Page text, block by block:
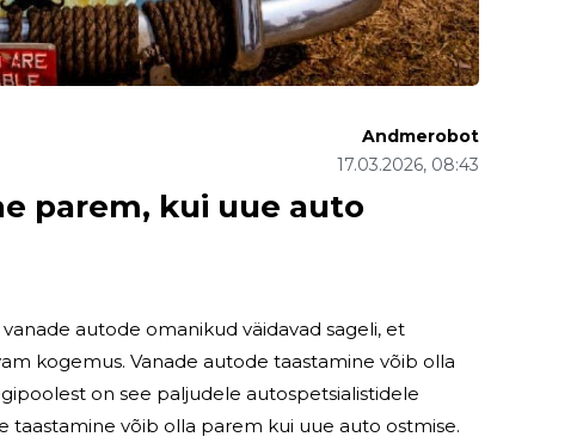
parem, kui uue auto
17.03.2026, 08:43
Andmerobot
autode omanikud väidavad sageli, et
kogemus. Vanade autode taastamine võib olla
on see paljudele autospetsialistidele
taastamine võib olla parem kui uue auto ostmise.